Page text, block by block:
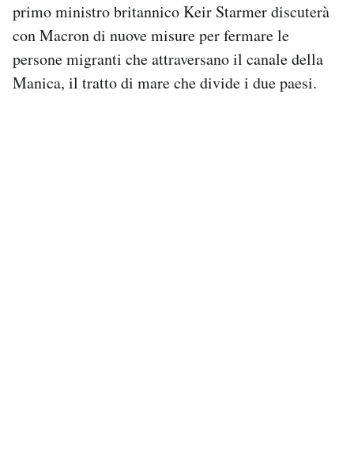
primo ministro britannico Keir Starmer discuterà
con Macron di nuove misure per fermare le
persone migranti che attraversano il canale della
Manica, il tratto di mare che divide i due paesi.